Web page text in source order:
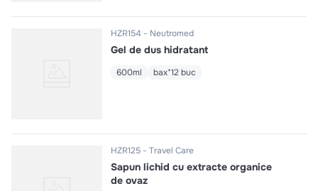
HZR154 Neutromed
Gel de dus hidratant
600ml bax*12 buc
HZR125 Travel Care
Sapun lichid cu extracte organice
de ovaz